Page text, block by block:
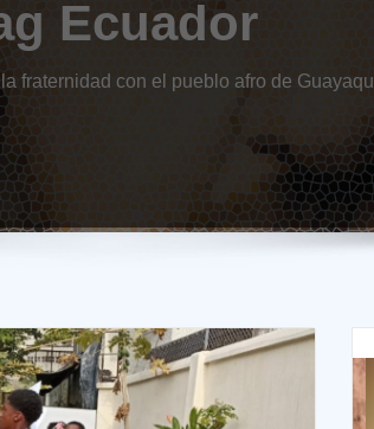
Ecuador
fraternidad con el pueblo afro de